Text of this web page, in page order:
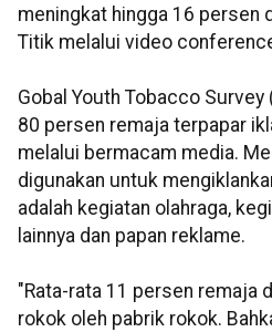
meningkat hingga 16 persen
Titik melalui video
Gobal Youth Tobacco
80 persen remaja terpapar
melalui bermacam media.
digunakan untuk
adalah kegiatan olahraga,
lainnya dan papan reklame.
"Rata-rata 11 persen remaja
rokok oleh pabrik rokok.